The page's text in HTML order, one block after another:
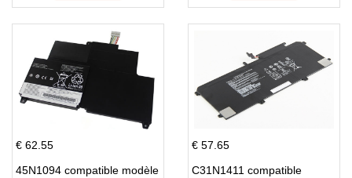
€ 62.55
45N1094 compatible modèle
€ 57.65
C31N1411 compatible